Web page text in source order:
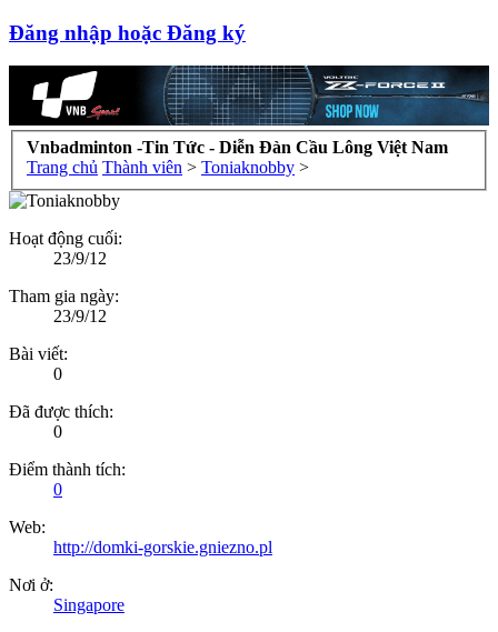
Đăng nhập hoặc Đăng ký
Vnbadminton -Tin Tức - Diễn Đàn Cầu Lông Việt Nam
Trang chủ Thành viên > Toniaknobby >
Hoạt động cuối:
23/9/12
Tham gia ngày:
23/9/12
Bài viết:
0
Đã được thích:
0
Điểm thành tích:
0
Web:
http://domki-gorskie.gniezno.pl
Nơi ở:
Singapore